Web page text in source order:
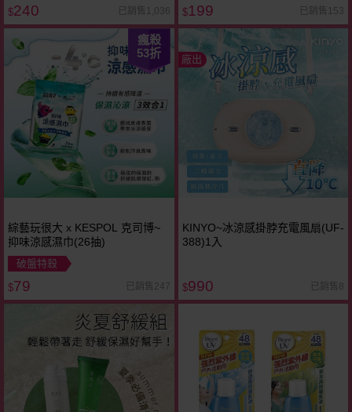
$240 已銷售1,036 $199 已銷售153
瘋殺
53折
綜藝玩很大 x KESPOL 克司博~
抑味涼感濕巾(26抽)
破盤特殺
$79 已銷售247
廠出
KINYO~冰涼感掛脖充電風扇(UF-
388)1入
$990 已銷售8